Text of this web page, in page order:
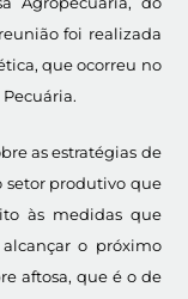
foi realizada
que ocorreu no
as estratégias de
setor produtivo que
às medidas que
o próximo
aftosa, que é o de